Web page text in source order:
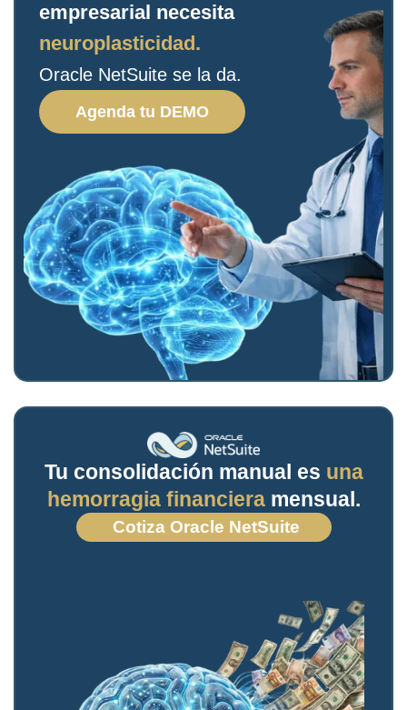
empresarial necesita
neuroplasticidad.
Oracle NetSuite se la da.
Agenda tu DEMO
Tu consolidación manual es una
hemorragia financieramensual.
Cotiza Oracle NetSuite